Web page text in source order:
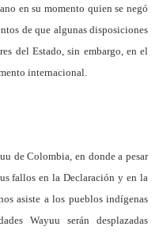
en su momento quien se negó
de que algunas disposiciones
del Estado, sin embargo, en el
internacional.
de Colombia, en donde a pesar
fallos en la Declaración y en la
asiste a los pueblos indígenas
Wayuu serán desplazadas